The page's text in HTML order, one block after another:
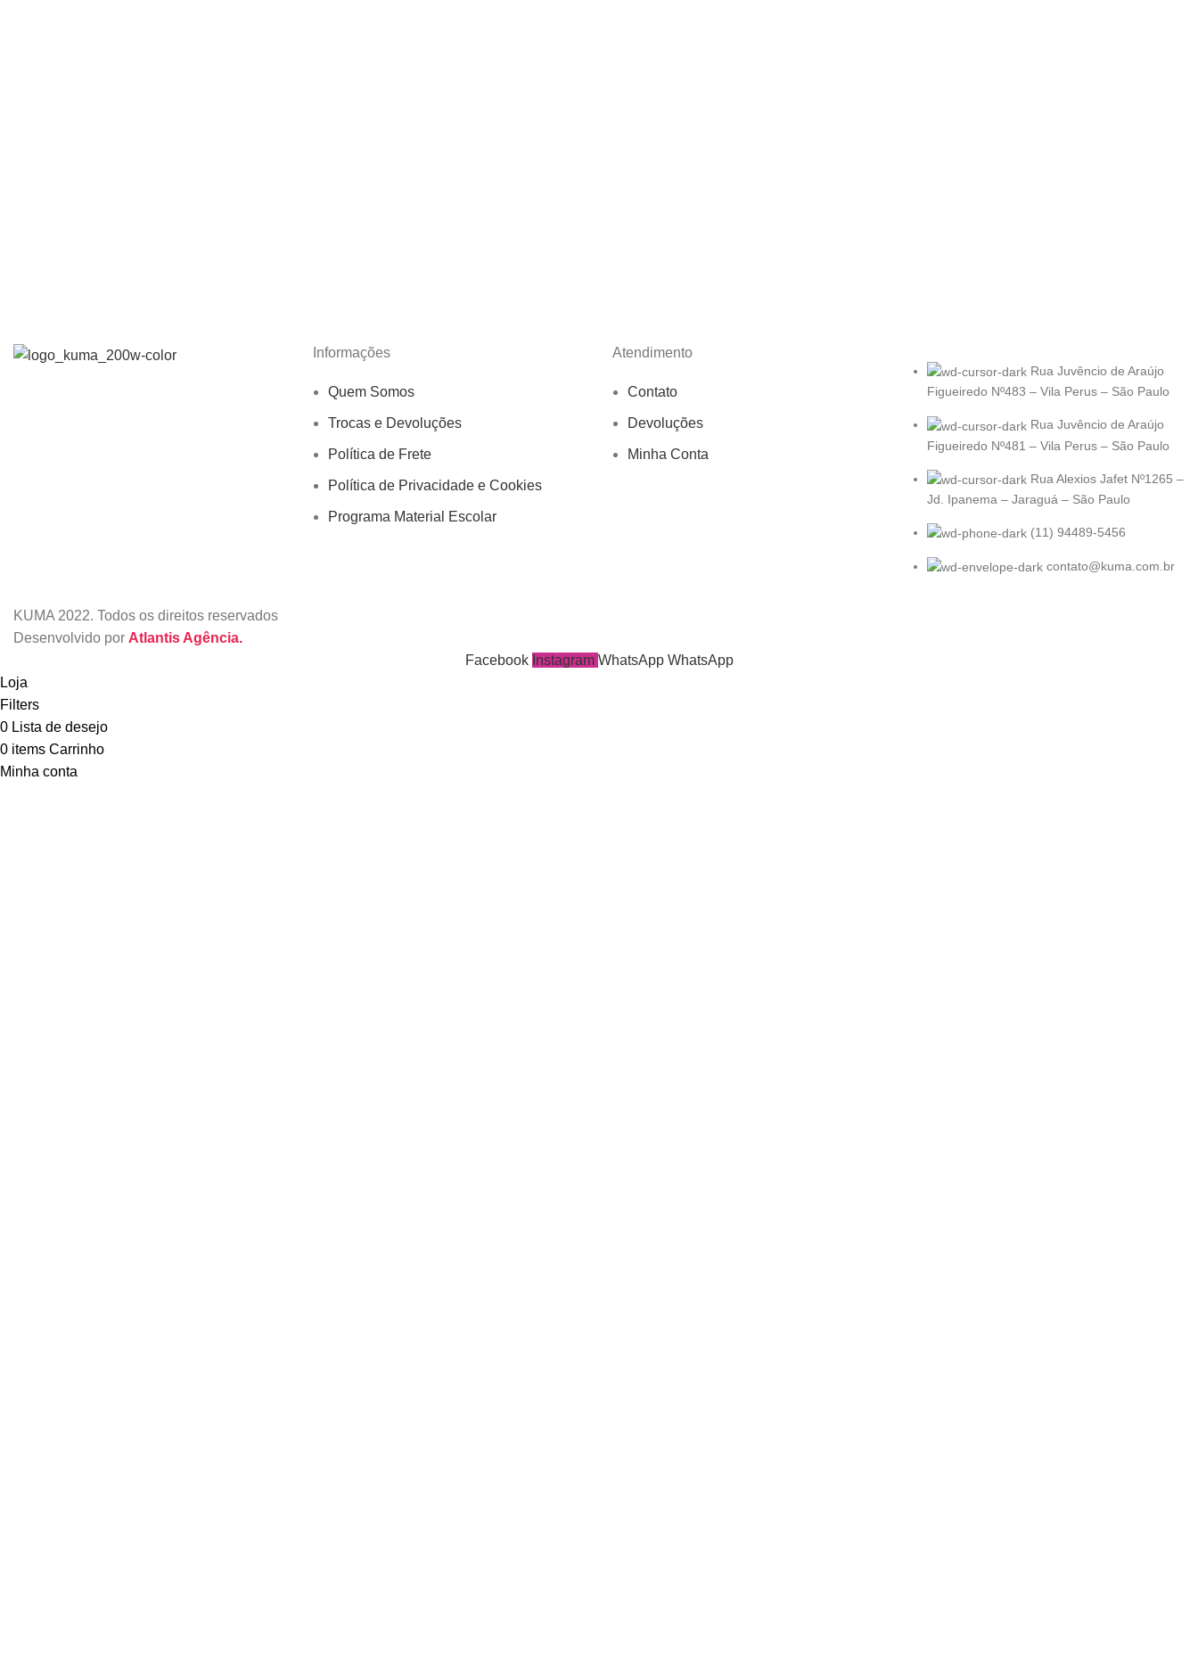
Informações
Quem Somos
Trocas e Devoluções
Política de Frete
Política de Privacidade e Cookies
Programa Material Escolar
Atendimento
Contato
Devoluções
Minha Conta
Rua Juvêncio de Araújo
Figueiredo Nº483 – Vila Perus – São Paulo
Rua Juvêncio de Araújo
Figueiredo Nº481 – Vila Perus – São Paulo
Rua Alexios Jafet Nº1265 –
Jd. Ipanema – Jaraguá – São Paulo
(11) 94489-5456
contato@kuma.com.br
KUMA2022. Todos os direitos reservados
Desenvolvido por Atlantis Agência.
Facebook Instagram WhatsApp WhatsApp
Loja
Filters
0 Lista de desejo
0 items Carrinho
Minha conta